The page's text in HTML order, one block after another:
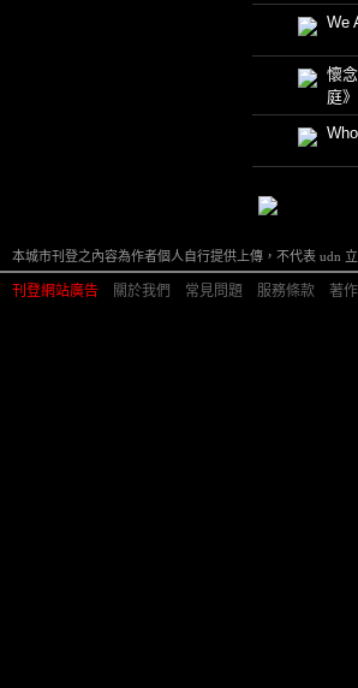
We
懷
庭》
本城市刊登之內容為作者個人自行提供上傳，不代表 udn 立
刊登網站廣告 關於我們 常見問題 服務條款 著